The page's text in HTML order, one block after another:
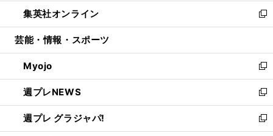
く
で
開
ド
ウ
開
く
ウ
ィ
ン
ウ
で
開
く
し
い
ウ
ン
ド
ウ
で
開
く
集英社オンライン
新
し
ウ
ィ
ン
ド
ウ
で
開
芸能・情報・スポーツ
Myojo
新
し
い
ウ
ィ
ン
週プレNEWS
新
し
い
ウ
週プレ グラジャパ!
新
し